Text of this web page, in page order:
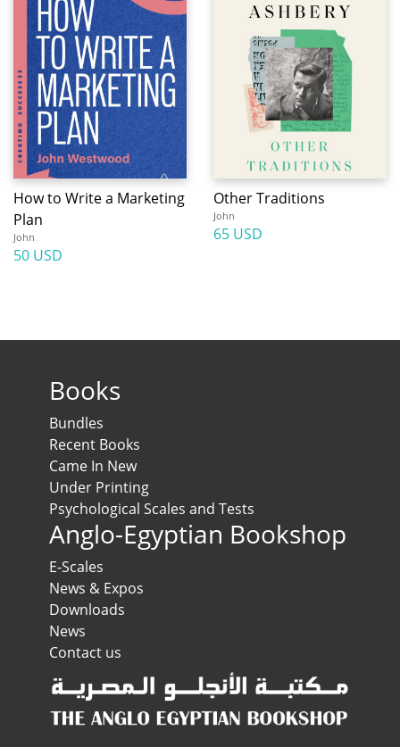
How to Write a Marketing
Plan
John
50 USD
Other Traditions
John
65 USD
Books
Bundles
Recent Books
Came In New
Under Printing
Psychological Scales and Tests
Anglo-Egyptian Bookshop
E-Scales
News & Expos
Downloads
News
Contact us